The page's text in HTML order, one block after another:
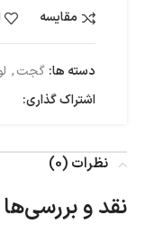
مقایسه
دسته ها: گجت,
اشتراک گذاری:
نظرات (0)
نقد و بررسی‌ها